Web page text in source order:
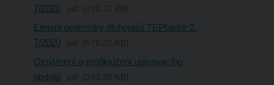
7/2020
Emisní podmínky dluhopisů TEPfaktor 2.
7/2020
Oznámení o prodloužení upisovacího
období